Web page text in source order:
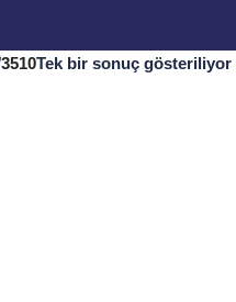
3510Tek bir sonuç gösteriliyor